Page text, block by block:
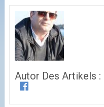
Autor Des Artikels :